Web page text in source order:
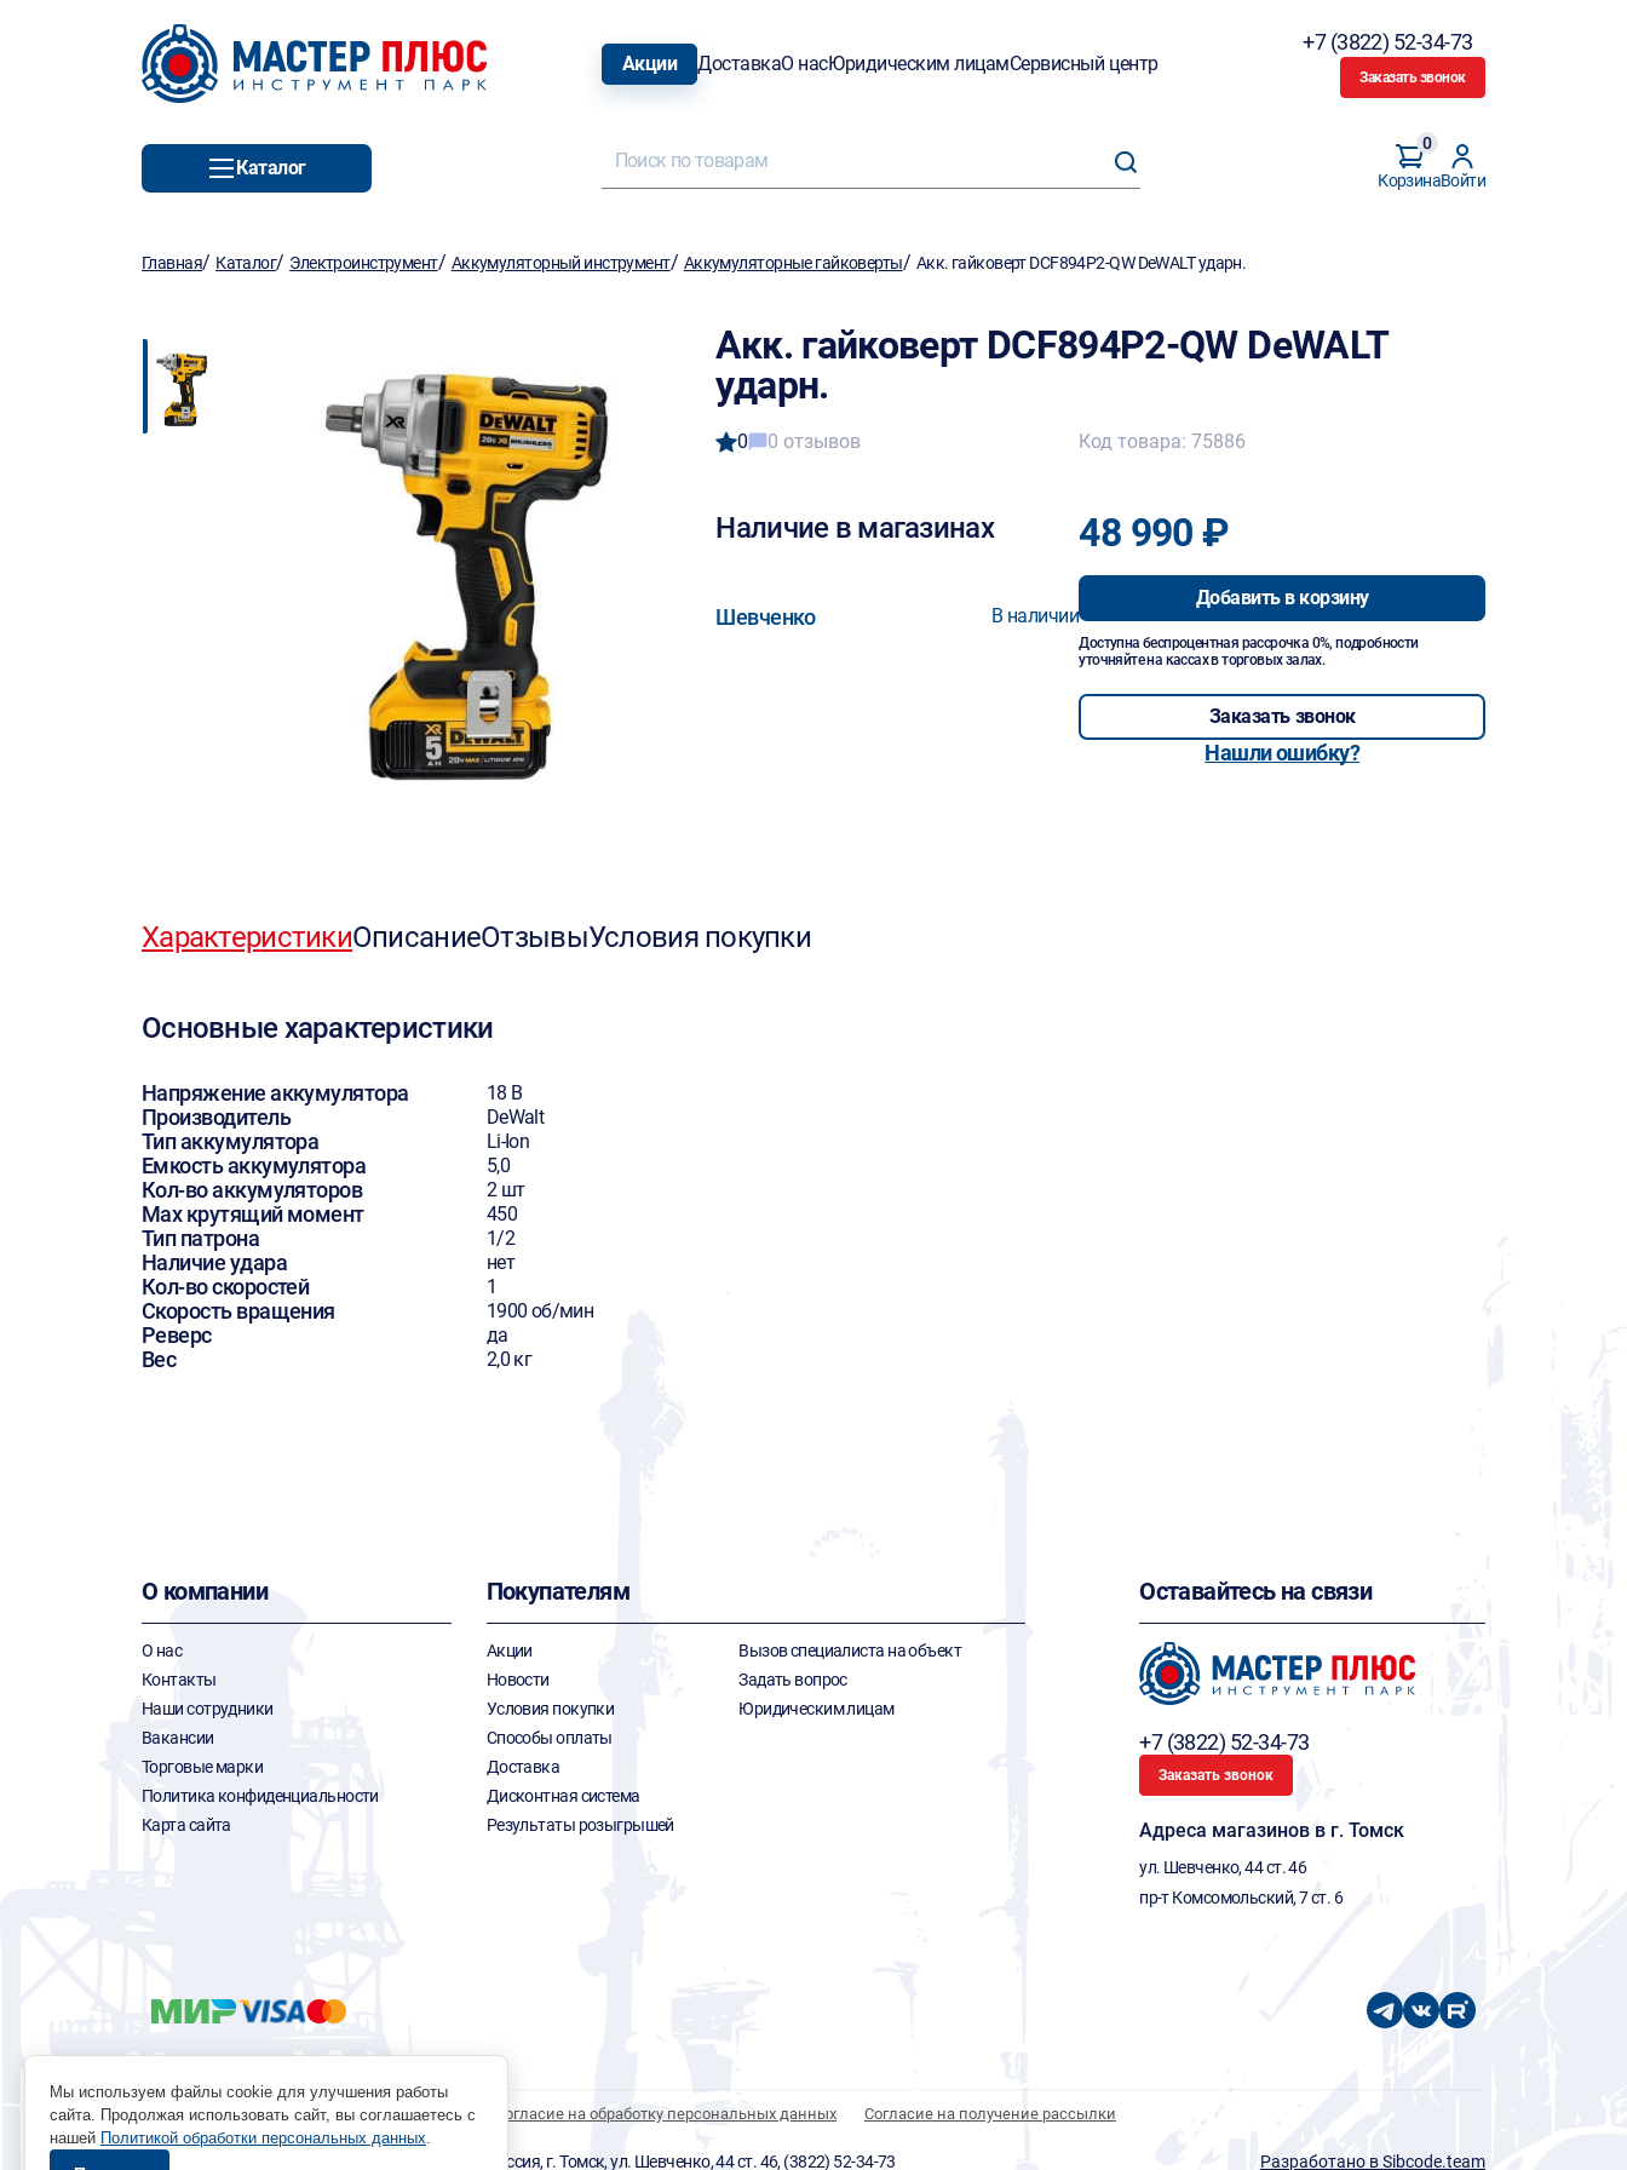
Акции ДоставкаО насЮридическим лицамСервисный центр
+7 (3822) 52-34-73
Заказать звонок
Каталог
Корзина
0
Войти
Главная/ Каталог/ Электроинструмент/ Аккумуляторный инструмент/ Аккумуляторные гайковерты/ Акк. гайковерт DCF894P2-QW DeWALT ударн.
Акк. гайковерт DCF894P2-QW DeWALT
ударн.
0 0 отзывов
Наличие в магазинах
Шевченко В наличии
Код товара: 75886
48 990 ₽
Добавить в корзину
Доступна беспроцентная рассрочка 0%, подробности
уточняйте на кассах в торговых залах.
Заказать звонок
Нашли ошибку?
ХарактеристикиОписаниеОтзывыУсловия покупки
Основные характеристики
Напряжение аккумулятора 18 В
Производитель DeWalt
Тип аккумулятора Li-Ion
Емкость аккумулятора 5,0
Кол-во аккумуляторов 2 шт
Max крутящий момент 450
Тип патрона 1/2
Наличие удара нет
Кол-во скоростей 1
Скорость вращения 1900 об/мин
Реверс да
Вес 2,0 кг
О компании
О нас
Контакты
Наши сотрудники
Вакансии
Торговые марки
Политика конфиденциальности
Карта сайта
Покупателям
Акции
Новости
Условия покупки
Способы оплаты
Доставка
Дисконтная система
Результаты розыгрышей
Вызов специалиста на объект
Задать вопрос
Юридическим лицам
Оставайтесь на связи
+7 (3822) 52-34-73
Заказать звонок
Адреса магазинов в г. Томск
ул. Шевченко, 44 ст. 46
пр-т Комсомольский, 7 ст. 6
Политика обработки персональных данных Согласие на обработку персональных данных Согласие на получение рассылки
© 1996 - 2026 инструмент парк «Мастер Плюс» Россия, г. Томск, ул. Шевченко, 44 ст. 46, (3822) 52-34-73 Разработано в Sibcode.team
Мы используем файлы cookie для улучшения работы
сайта. Продолжая использовать сайт, вы соглашаетесь с
нашей Политикой обработки персональных данных.